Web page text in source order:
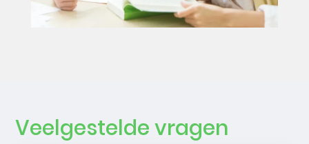
Veelgestelde vragen